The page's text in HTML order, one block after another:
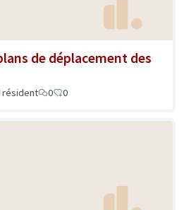
de déplacement des
résident 0 0